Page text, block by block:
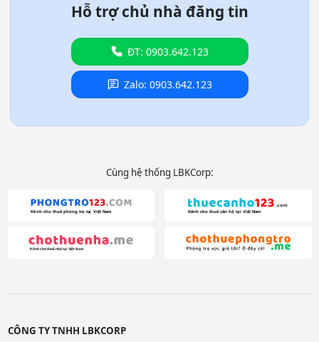
Hỗ trợ chủ nhà đăng tin
ĐT: 0903.642.123
Zalo: 0903.642.123
Cùng hệ thống LBKCorp:
CÔNG TY TNHH LBKCORP